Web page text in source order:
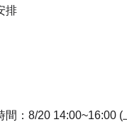
排
間： 8/20 14:00~16:00 (